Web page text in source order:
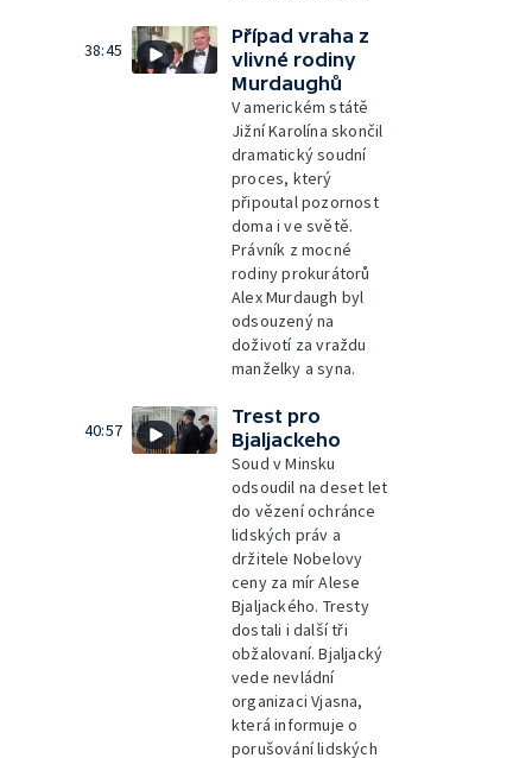
38:45
Případ vraha z
vlivné rodiny
Murdaughů
V americkém státě
Jižní Karolína skončil
dramatický soudní
proces, který
připoutal pozornost
doma i ve světě.
Právník z mocné
rodiny prokurátorů
Alex Murdaugh byl
odsouzený na
doživotí za vraždu
manželky a syna.
40:57
Trest pro
Bjaljackeho
Soud v Minsku
odsoudil na deset let
do vězení ochránce
lidských práv a
držitele Nobelovy
ceny za mír Alese
Bjaljackého. Tresty
dostali i další tři
obžalovaní. Bjaljacký
vede nevládní
organizaci Vjasna,
která informuje o
porušování lidských